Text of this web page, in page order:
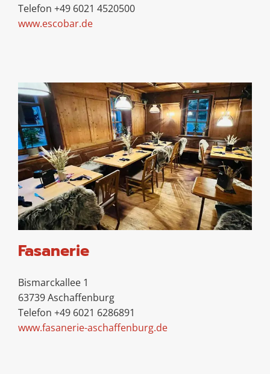
Telefon +49 6021 4520500
www.escobar.de
Fasanerie
Bismarckallee 1
63739 Aschaffenburg
Telefon +49 6021 6286891
www.fasanerie-aschaffenburg.de